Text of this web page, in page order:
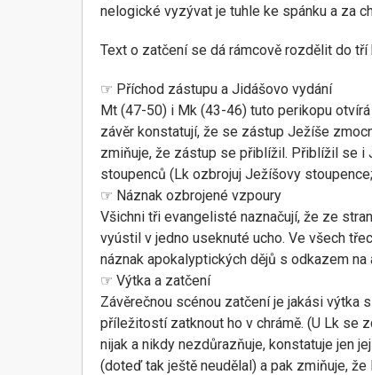
nelogické vyzývat je tuhle ke spánku a za
Text o zatčení se dá rámcově rozdělit do tří
☞ Příchod zástupu a Jidášovo vydání
Mt (47-50) i Mk (43-46) tuto perikopu
závěr konstatují, že se zástup Ježíše
zmiňuje, že zástup se přiblížil. Přiblížil se i
stoupenců (Lk ozbrojuj Ježíšovy
☞ Náznak ozbrojené vzpoury
Všichni tři evangelisté naznačují, že ze
vyústil v jedno useknuté ucho. Ve všech
náznak apokalyptických dějů s odkazem
☞ Výtka a zatčení
Závěrečnou scénou zatčení je jakási výtka
příležitostí zatknout ho v chrámě. (U Lk se
nijak a nikdy nezdůrazňuje, konstatuje jen
(doteď tak ještě neudělal) a pak zmiňuje, že